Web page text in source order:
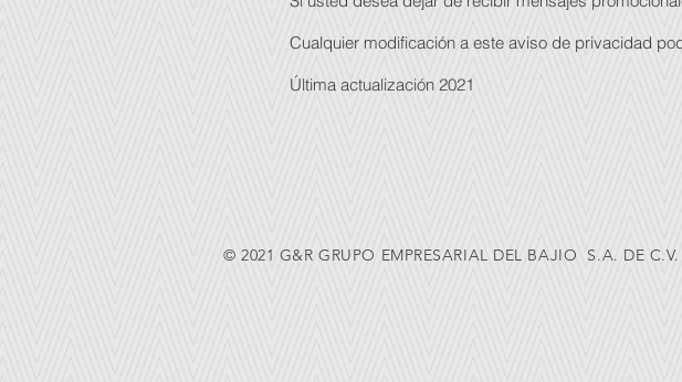
Cualquier modificación a este aviso de privacidad
Última actualización 2021
© 2021 G&R GRUPO EMPRESARIAL DEL BAJIO S.A. DE C.V.